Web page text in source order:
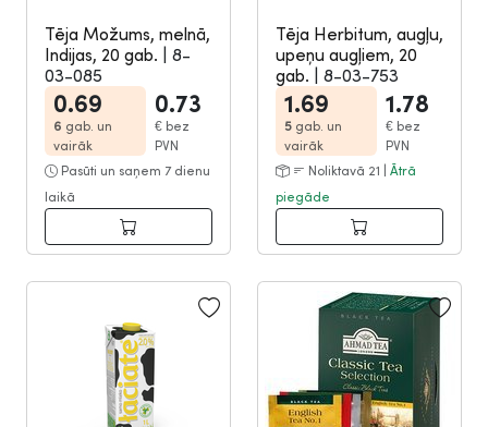
Tēja Možums, melnā,
Indijas, 20 gab.
8-
03-085
0.69
6 gab. un
vairāk
0.73
€ bez
PVN
Pasūti un saņem 7 dienu
laikā
Tēja Herbitum, augļu,
upeņu augļiem, 20
gab.
8-03-753
1.69
5 gab. un
vairāk
1.78
€ bez
PVN
Noliktavā 21 | Ātrā
piegāde